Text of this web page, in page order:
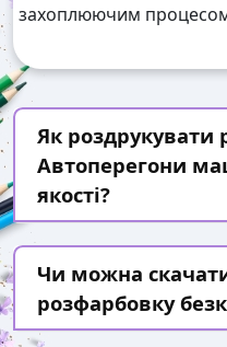
захоплюючим процесом
Як роздрукувати
Автоперегони
якості?
Чи можна
розфарбовку